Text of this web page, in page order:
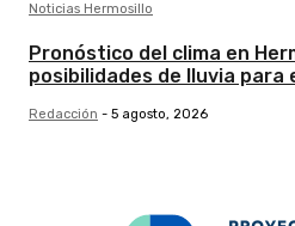
Noticias Hermosillo
Pronóstico del clima en
posibilidades de lluvia para
Redacción - 5 agosto, 2026